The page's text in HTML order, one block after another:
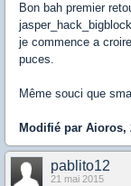
Bon bah premier
je commence a
puces.
Même souci que
Modifié par Aioros,
pablito12
21 mai 2015